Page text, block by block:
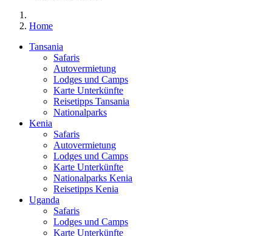
Home
Tansania
Safaris
Autovermietung
Lodges und Camps
Karte Unterkünfte
Reisetipps Tansania
Nationalparks
Kenia
Safaris
Autovermietung
Lodges und Camps
Karte Unterkünfte
Nationalparks Kenia
Reisetipps Kenia
Uganda
Safaris
Lodges und Camps
Karte Unterkünfte